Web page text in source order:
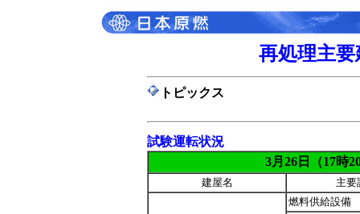
再処理主
トピックス
試験運転状況
3月26日（17時
建屋名 主要
燃料供給設備